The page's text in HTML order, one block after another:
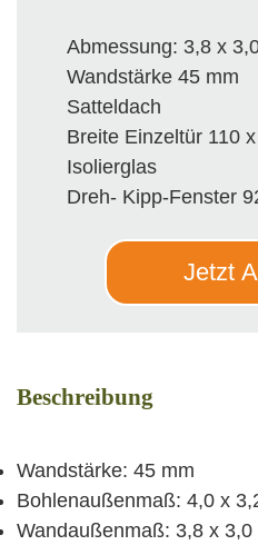
Abmessung: 3,8 x
Wandstärke 45 mm
Satteldach
Breite Einzeltür 110
Isolierglas
Dreh- Kipp-Fenster
Jetzt
Beschreibung
Wandstärke: 45 mm
Bohlenaußenmaß: 4,0 x
Wandaußenmaß: 3,8 x 3,0